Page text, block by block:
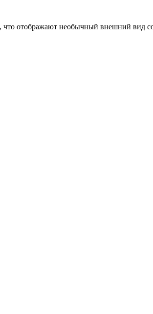
отображают необычный внешний вид